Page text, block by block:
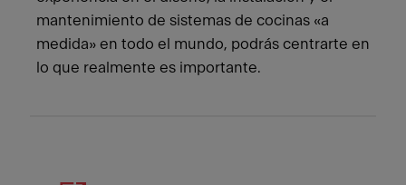
mantenimiento de sistemas de cocinas «a
medida» en todo el mundo, podrás centrarte en
lo que realmente es importante.